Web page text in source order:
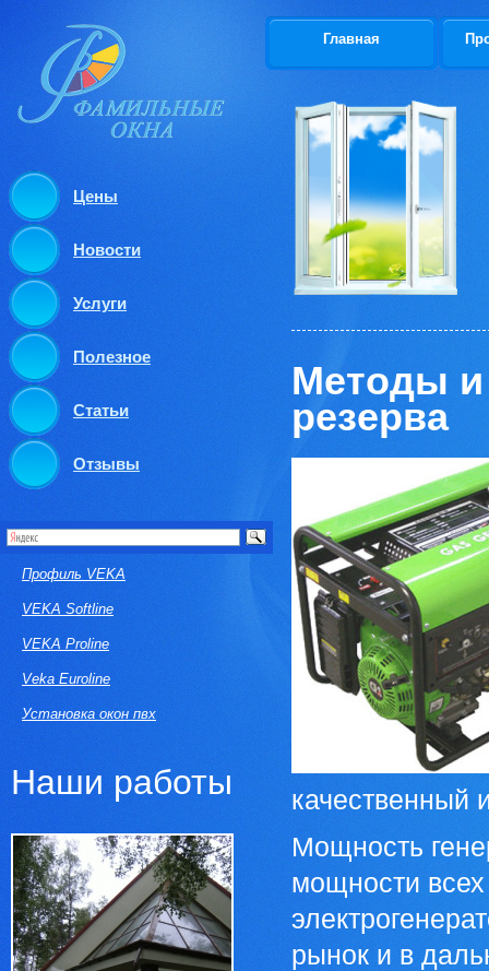
Главная
Цены
Новости
Услуги
Полезное
Статьи
Отзывы
Методы и
резерва
качественный
Мощность
мощности
рынок и в
Профиль VEKA
VEKA Softline
VEKA Proline
Veka Euroline
Установка окон пвх
Наши работы